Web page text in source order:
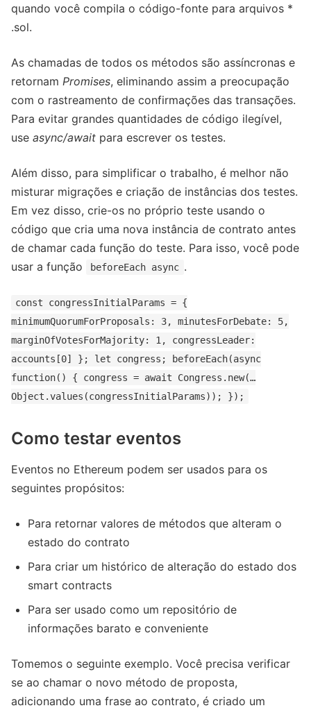
quando você compila o código-fonte para arquivos *
.sol.
As chamadas de todos os métodos são assíncronas e
retornam Promises, eliminando assim a preocupação
com o rastreamento de confirmações das transações.
Para evitar grandes quantidades de código ilegível,
use async/await para escrever os testes.
Além disso, para simplificar o trabalho, é melhor não
misturar migrações e criação de instâncias dos testes.
Em vez disso, crie-os no próprio teste usando o
código que cria uma nova instância de contrato antes
de chamar cada função do teste. Para isso, você pode
usar a função
beforeEach async .
const congressInitialParams = {
minimumQuorumForProposals: 3, minutesForDebate: 5,
marginOfVotesForMajority: 1, congressLeader:
accounts[0] }; let congress; beforeEach(async
function() { congress = await Congress.new(…
Object.values(congressInitialParams)); });
Como testar eventos
Eventos no Ethereum podem ser usados ​​para os
seguintes propósitos:
Para retornar valores de métodos que alteram o
estado do contrato
Para criar um histórico de alteração do estado dos
smart contracts
Para ser usado como um repositório de
informações barato e conveniente
Tomemos o seguinte exemplo. Você precisa verificar
se ao chamar o novo método de proposta,
adicionando uma frase ao contrato, é criado um